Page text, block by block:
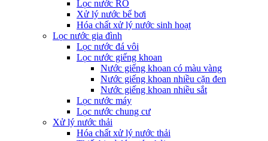
Lọc nước RO
Xử lý nước bể bơi
Hóa chất xử lý nước sinh hoạt
Lọc nước gia đình
Lọc nước đá vôi
Lọc nước giếng khoan
Nước giếng khoan có màu vàng
Nước giếng khoan nhiều cặn đen
Nước giếng khoan nhiều sắt
Lọc nước máy
Lọc nước chung cư
Xử lý nước thải
Hóa chất xử lý nước thải